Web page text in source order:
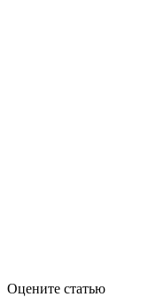
Оцените статью